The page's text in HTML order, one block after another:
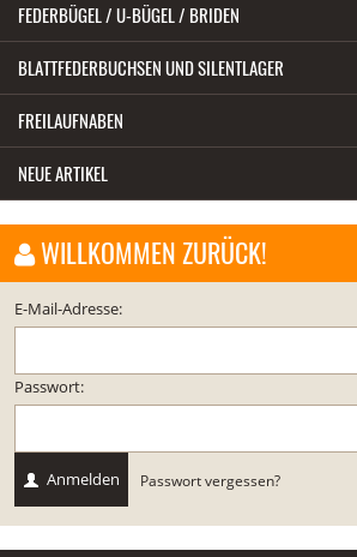
FEDERBÜGEL / U-BÜGEL / BRIDEN
BLATTFEDERBUCHSEN UND SILENTLAGER
FREILAUFNABEN
NEUE ARTIKEL
WILLKOMMEN ZURÜCK!
E-Mail-Adresse:
Passwort:
Anmelden Passwort vergessen?